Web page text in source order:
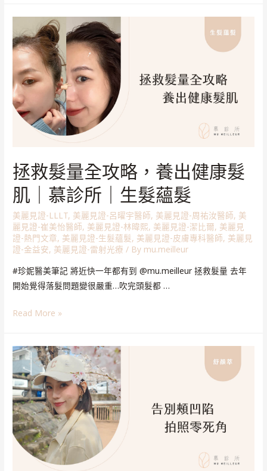
拯救髮量全攻略，養出健康髮
肌｜慕診所｜生髮蘊髮
美麗見證-LLLT, 美麗見證-呂曜宇醫師, 美麗見證-周祐汝醫師, 美
麗見證-崔美怡醫師, 美麗見證-林暐熙, 美麗見證-潔比爾, 美麗見
證-熱門文章, 美麗見證-生髮蘊髮, 美麗見證-皮膚專科醫師, 美麗見
證-金益安, 美麗見證-雷射光療 / By mu.meilleur
#珍妮醫美筆記 將近快一年都有到 @mu.meilleur 拯救髮量 去年
開始覺得落髮問題變很嚴重…吹完頭髮都 …
Read More »